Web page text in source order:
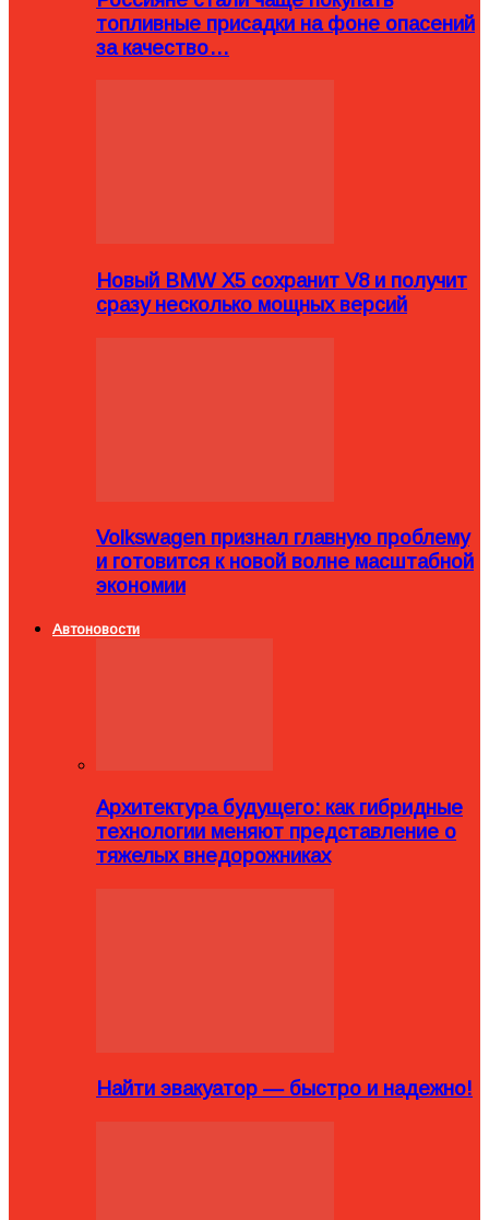
топливные присадки на фоне опасений
за качество…
Новый BMW X5 сохранит V8 и получит
сразу несколько мощных версий
Volkswagen признал главную проблему
и готовится к новой волне масштабной
экономии
Автоновости
Архитектура будущего: как гибридные
технологии меняют представление о
тяжелых внедорожниках
Найти эвакуатор — быстро и надежно!